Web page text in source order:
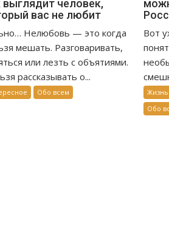
выглядит человек,
вас не любит
Нелюбовь — это когда
мешать. Разговаривать,
или лезть с объятиями.
рассказывать о...
Обо всем
Вот
Жизнь
Обо